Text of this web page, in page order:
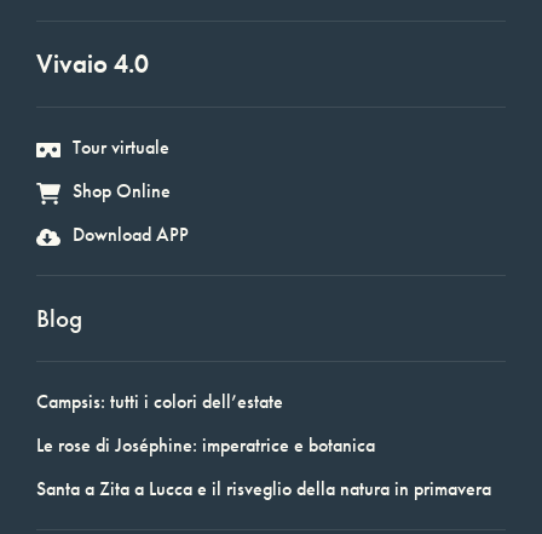
Vivaio 4.0
Tour virtuale
Shop Online
Download APP
Blog
Campsis: tutti i colori dell’estate
Le rose di Joséphine: imperatrice e botanica
Santa a Zita a Lucca e il risveglio della natura in primavera